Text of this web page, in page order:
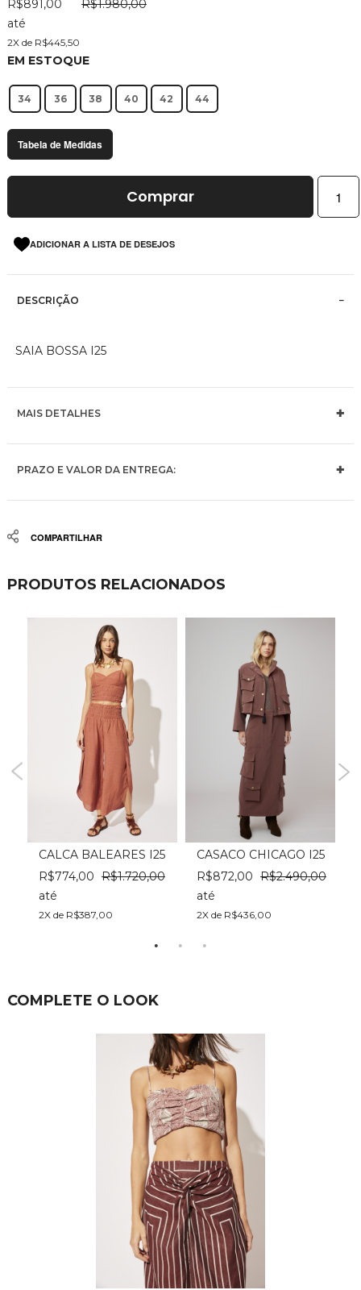
R$891,00
R$1.980,00
até
2X de R$445,50
EM ESTOQUE
34 36 38 40 42 44
Tabela de Medidas
Comprar
ADICIONAR A LISTA DE DESEJOS
DESCRIÇÃO
SAIA BOSSA I25
MAIS DETALHES
PRAZO E VALOR DA ENTREGA:
Share
imagens
PRODUTOS RELACIONADOS
CALCA BALEARES I25
R$774,00 R$1.720,00
até
2X de R$387,00
CASACO CHICAGO I25
R$872,00 R$2.490,00
até
2X de R$436,00
COMPLETE O LOOK